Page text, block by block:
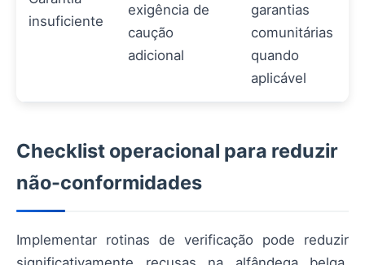
insuficiente
exigência de
caução
adicional
garantias
comunitárias
quando
aplicável
Checklist operacional para reduzir
não-conformidades
Implementar rotinas de verificação pode reduzir